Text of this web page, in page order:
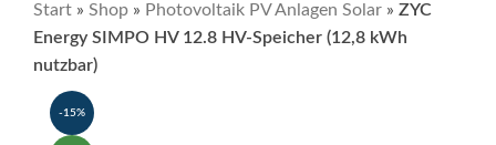
Start » Shop » Photovoltaik PV Anlagen Solar » ZYC
Energy SIMPO HV 12.8 HV-Speicher (12,8 kWh
nutzbar)
-15%